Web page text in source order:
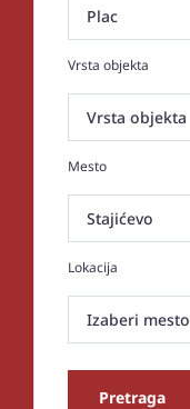
Vrsta objekta
Mesto
Lokacija
Izaberi mesto
Pretraga